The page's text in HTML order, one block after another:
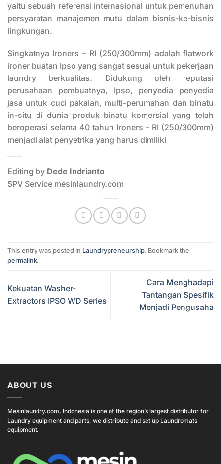
yaitu sebuah referensi internasional untuk pemenuhan
persyaratan manajemen mutu dalam bisnis-ke-bisnis
lingkungan.
Singkatnya Ironers – RI (250/300mm) adalah flatwork
ironer buatan Ipso yang sangat sesuai untuk pekerjaan
laundry berkualitas. Didukung oleh reputasi
perusahaan pembuatnya, Ipso, penyedia penyedia
jasa untuk cuci pakaian, multi-perumahan dan binatu
in-situ di dunia produk binatu komersial yang telah
beroperasi selama 40 tahun Ironers – RI (250/300mm)
menjadi alat penyetrika yang harus dimiliki
Editing by Dede Indrianto
SPV Service mesinlaundry.com
This entry was posted in Laundrypreneurship. Bookmark the
permalink.
Kekuatan Washer-
Extractors IPSO WD Series
Cara Menghadapi
Tantangan Spesifik
Menjadi Pengusaha
ABOUT US
Mesinlaundry.com, Indonesia is one of the region’s largest distributor for
Laundry equipment and parts, we distribute and set up Laundromats
equipment.